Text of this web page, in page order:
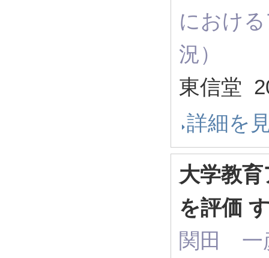
におけ
況）
東信堂
詳細を
大学教
を評価
関田 一